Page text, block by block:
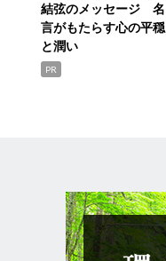
結弦のメッセージ 名
言がもたらす心の平穏
と潤い
PR